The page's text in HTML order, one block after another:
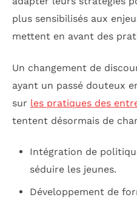
plus sensibilisés aux
mettent en avant des
Un changement de
ayant un passé douteux
sur les pratiques des
tentent désormais de
Intégration de
séduire les jeunes.
Développement de